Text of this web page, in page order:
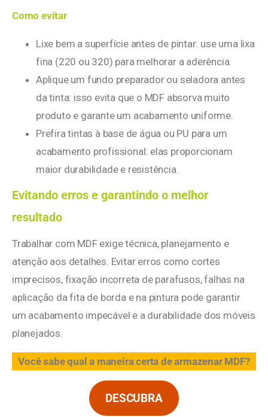
Como evitar
Lixe bem a superfície antes de pintar: use uma lixa
fina (220 ou 320) para melhorar a aderência.
Aplique um fundo preparador ou seladora antes
da tinta: isso evita que o MDF absorva muito
produto e garante um acabamento uniforme.
Prefira tintas à base de água ou PU para um
acabamento profissional: elas proporcionam
maior durabilidade e resistência.
Evitando erros e garantindo o melhor
resultado
Trabalhar com MDF exige técnica, planejamento e
atenção aos detalhes. Evitar erros como cortes
imprecisos, fixação incorreta de parafusos, falhas na
aplicação da fita de borda e na pintura pode garantir
um acabamento impecável e a durabilidade dos móveis
planejados.
Você sabe qual a maneira certa de armazenar MDF?
DESCUBRA